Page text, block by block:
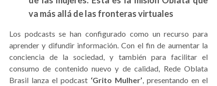
va más allá de las fronteras virtuales
Los podcasts se han configurado como un recurso para
aprender y difundir información. Con el fin de aumentar la
conciencia de la sociedad, y también para facilitar el
consumo de contenido nuevo y de calidad, Rede Oblata
Brasil lanza el podcast ‘Grito Mulher’ , presentando en el